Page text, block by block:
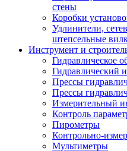
стены
Коробки
Удлинители,
штепсельные
Инструмент и
Гидравлическое
Гидравлический
Прессы
Прессы
Измерительный
Контроль
Пирометры
Контрольно-
Мультиметры